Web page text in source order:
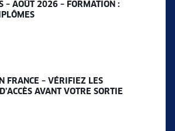
– AOÛT 2026 – FORMATION :
FRANCE – VÉRIFIEZ LES
AVANT VOTRE SORTIE